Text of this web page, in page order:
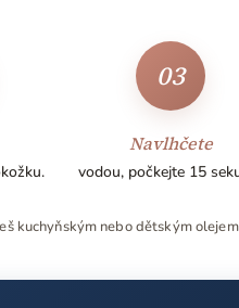
03
Navlhčete
vodou, počkejte 15
kuchyňským nebo dětským